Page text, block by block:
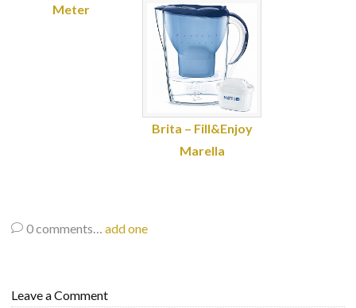
Meter
Brita – Fill&Enjoy
Marella
0comments… add one
Leave a Comment